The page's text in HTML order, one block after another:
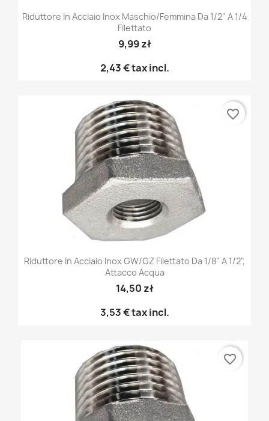
Riduttore In Acciaio Inox Maschio/femmina Da 1/2" A 1/4
Filettato
9,99 zł
2,43 €tax incl.
Riduttore In Acciaio Inox GW/GZ Filettato Da 1/8" A 1/2",
Attacco Acqua
14,50 zł
3,53 €tax incl.
favorite_border
favorite_border